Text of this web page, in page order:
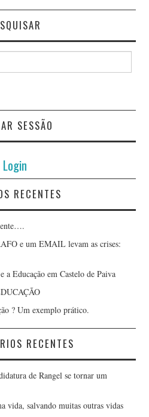
SESSÃO
Login
RECENTES
e um EMAIL levam as crises:
a Educação em Castelo de Paiva
? Um exemplo prático.
RECENTES
de Rangel se tornar um
vida, salvando muitas outras vidas